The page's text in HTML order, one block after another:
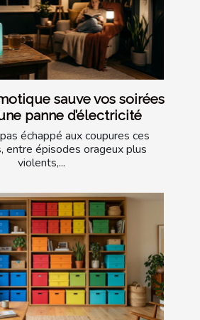
sauve vos soirées
panne d’électricité
pas échappé aux coupures ces
entre épisodes orageux plus
violents,...